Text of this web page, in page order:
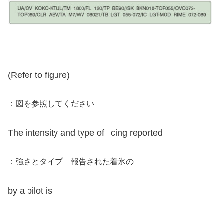
(Refer to figure)
：図を参照してください
The intensity and type of icing reported
：強さとタイプ 報告された着氷の
by a pilot is